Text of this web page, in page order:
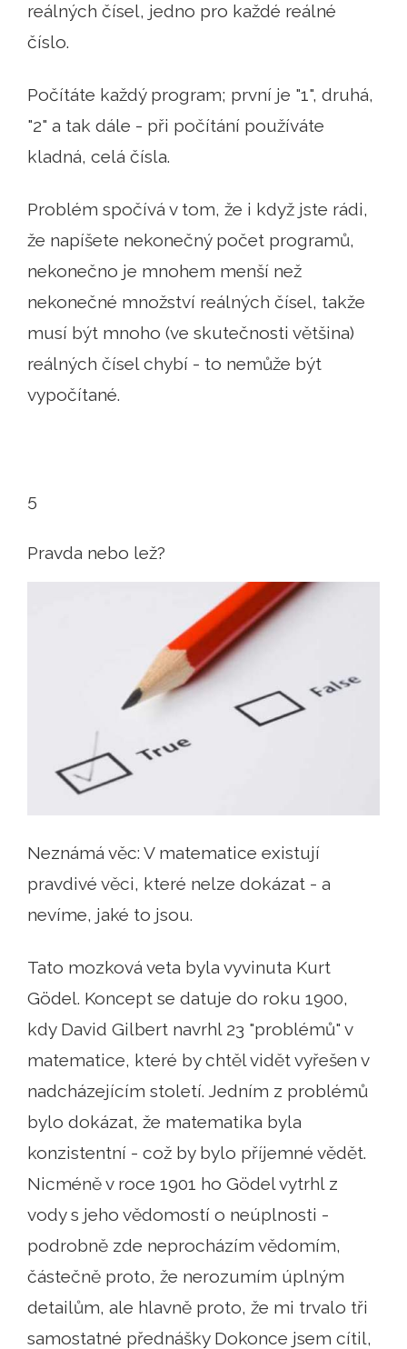
reálných čísel, jedno pro každé reálné
číslo.
Počítáte každý program; první je "1", druhá,
"2" a tak dále - při počítání používáte
kladná, celá čísla.
Problém spočívá v tom, že i když jste rádi,
že napíšete nekonečný počet programů,
nekonečno je mnohem menší než
nekonečné množství reálných čísel, takže
musí být mnoho (ve skutečnosti většina)
reálných čísel chybí - to nemůže být
vypočítané.
5
Pravda nebo lež?
Neznámá věc: V matematice existují
pravdivé věci, které nelze dokázat - a
nevíme, jaké to jsou.
Tato mozková veta byla vyvinuta Kurt
Gödel. Koncept se datuje do roku 1900,
kdy David Gilbert navrhl 23 "problémů" v
matematice, které by chtěl vidět vyřešen v
nadcházejícím století. Jedním z problémů
bylo dokázat, že matematika byla
konzistentní - což by bylo příjemné vědět.
Nicméně v roce 1901 ho Gödel vytrhl z
vody s jeho vědomostí o neúplnosti -
podrobně zde neprocházím vědomím,
částečně proto, že nerozumím úplným
detailům, ale hlavně proto, že mi trvalo tři
samostatné přednášky Dokonce jsem cítil,